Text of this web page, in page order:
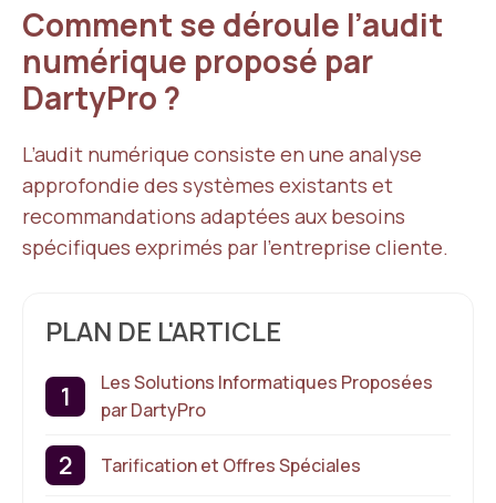
Comment se déroule l’audit
numérique proposé par
DartyPro ?
L’audit numérique consiste en une analyse
approfondie des systèmes existants et
recommandations adaptées aux besoins
spécifiques exprimés par l’entreprise cliente.
PLAN DE L'ARTICLE
Les Solutions Informatiques Proposées
par DartyPro
Tarification et Offres Spéciales